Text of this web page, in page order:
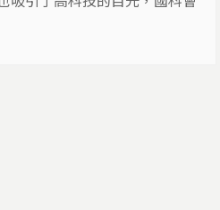
設為新竹科學園區的宜蘭基
上新科技，傳統與現代開始產